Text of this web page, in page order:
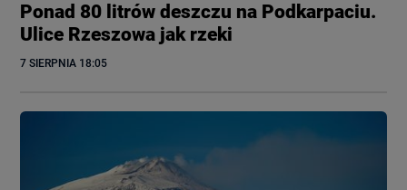
Ponad 80 litrów deszczu na Podkarpaciu.
Ulice Rzeszowa jak rzeki
7 SIERPNIA 18:05